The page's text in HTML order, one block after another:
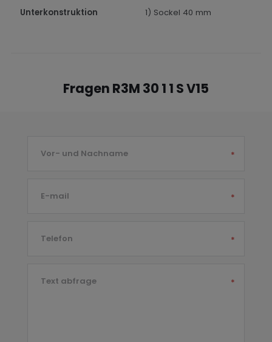
Unterkonstruktion 1) Sockel 40 mm
Fragen R3M 30 1 1 S V15
Vor- und Nachname *
E-mail *
Telefon *
Text abfrage *